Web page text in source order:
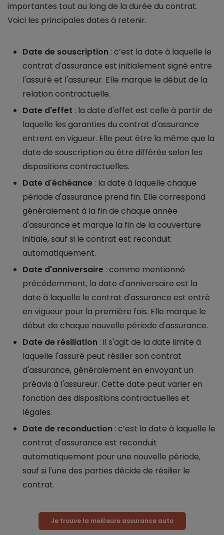
importantes tout au long de la durée du contrat.
Voici les principales dates à retenir.
Date de souscription : c’est la date à laquelle le
contrat d'assurance est initialement signé entre
l'assuré et l'assureur. Elle marque le début de la
relation contractuelle.
Date d'effet : la date d'effet est celle à partir de
laquelle les garanties du contrat d'assurance
entrent en vigueur. Elle peut être la même que la
date de souscription ou être différée selon les
dispositions contractuelles.
Date d'échéance : la date à laquelle chaque
période d'assurance prend fin. Elle correspond
généralement à la fin de chaque année
d'assurance et marque la fin de la couverture
initiale, sauf si le contrat est reconduit
automatiquement.
Date d'anniversaire : comme mentionné
précédemment, la date d'anniversaire est la
date à laquelle le contrat d'assurance est entré
en vigueur pour la première fois. Elle marque le
début de chaque nouvelle période d'assurance.
Date de résiliation : il s'agit de la date limite à
laquelle l'assuré peut résilier son contrat
d'assurance, généralement en envoyant un
préavis à l'assureur. Cette date peut varier en
fonction des dispositions contractuelles et
légales.
Date de reconduction : c’est la date à laquelle le
contrat d'assurance est reconduit
automatiquement pour une nouvelle période,
sauf si l'une des parties décide de résilier le
contrat.
Je trouve la meilleure assurance auto